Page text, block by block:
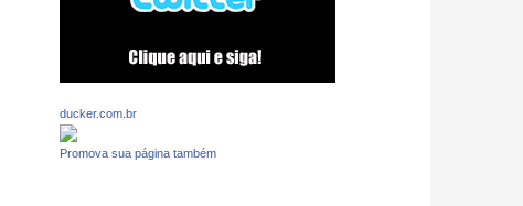
ducker.com.br
Promova sua página também